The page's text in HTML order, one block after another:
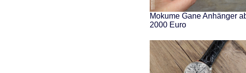
Mokume Gane Anhänger
2000 Euro